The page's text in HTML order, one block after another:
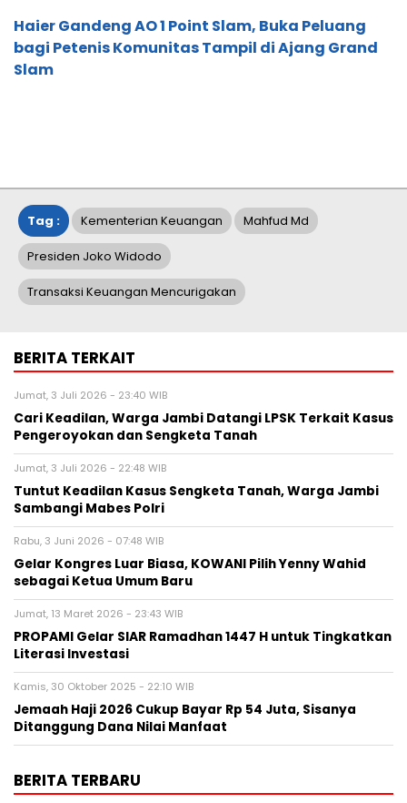
Haier Gandeng AO 1 Point Slam, Buka Peluang
bagi Petenis Komunitas Tampil di Ajang Grand
Slam
Tag : Kementerian Keuangan Mahfud Md
Presiden Joko Widodo
Transaksi Keuangan Mencurigakan
BERITA TERKAIT
Jumat, 3 Juli 2026 - 23:40 WIB
Cari Keadilan, Warga Jambi Datangi LPSK Terkait Kasus
Pengeroyokan dan Sengketa Tanah
Jumat, 3 Juli 2026 - 22:48 WIB
Tuntut Keadilan Kasus Sengketa Tanah, Warga Jambi
Sambangi Mabes Polri
Rabu, 3 Juni 2026 - 07:48 WIB
Gelar Kongres Luar Biasa, KOWANI Pilih Yenny Wahid
sebagai Ketua Umum Baru
Jumat, 13 Maret 2026 - 23:43 WIB
PROPAMI Gelar SIAR Ramadhan 1447 H untuk Tingkatkan
Literasi Investasi
Kamis, 30 Oktober 2025 - 22:10 WIB
Jemaah Haji 2026 Cukup Bayar Rp 54 Juta, Sisanya
Ditanggung Dana Nilai Manfaat
BERITA TERBARU